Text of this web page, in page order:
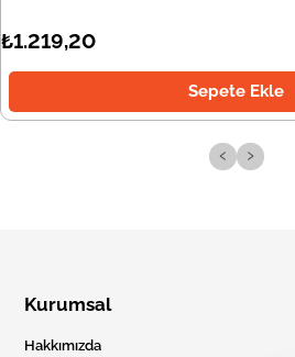
₺1.219,20
Sepete Ekle
‹ ›
Kurumsal
Hakkımızda